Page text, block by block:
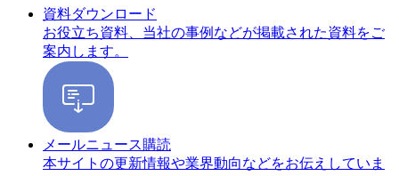
資料ダウンロード
お役立ち資料、当社の事例などが掲載された資料をご
案内します。
メールニュース購読
本サイトの更新情報や業界動向などをお伝えしていま